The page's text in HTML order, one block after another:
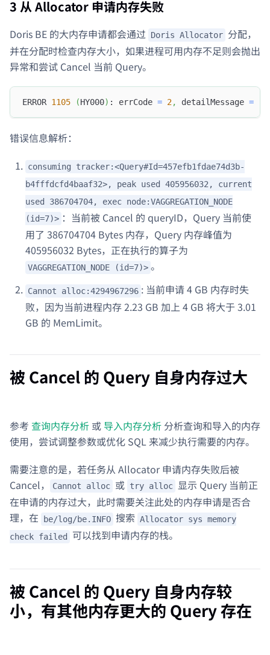
3 从 Allocator 申请内存失败
Doris BE 的大内存申请都会通过 Doris Allocator 分配，
并在分配时检查内存大小，如果进程可用内存不足则会抛出
异常和尝试 Cancel 当前 Query。
ERROR 1105 (HY000) : errCode = 2, detailMessage =
错误信息解析：
consuming tracker:<Query#Id=457efb1fdae74d3b-
b4fffdcfd4baaf32>, peak used 405956032, current
used 386704704, exec node:VAGGREGATION_NODE
(id=7)> ：当前被 Cancel 的 queryID，Query 当前使
用了 386704704 Bytes 内存，Query 内存峰值为
405956032 Bytes，正在执行的算子为
VAGGREGATION_NODE (id=7)> 。
Cannot alloc:4294967296 : 当前申请 4 GB 内存时失
败，因为当前进程内存 2.23 GB 加上 4 GB 将大于 3.01
GB 的 MemLimit。
被 Cancel 的 Query 自身内存过大
参考 查询内存分析 或 导入内存分析 分析查询和导入的内存
使用，尝试调整参数或优化 SQL 来减少执行需要的内存。
需要注意的是，若任务从 Allocator 申请内存失败后被
Cancel，
Cannot alloc 或 try alloc
显示 Query 当前正
在申请的内存过大，此时需要关注此处的内存申请是否合
理，在
be/log/be.INFO 搜索 Allocator sys memory
check failed
可以找到申请内存的栈。
被 Cancel 的 Query 自身内存较
小，有其他内存更大的 Query 存在